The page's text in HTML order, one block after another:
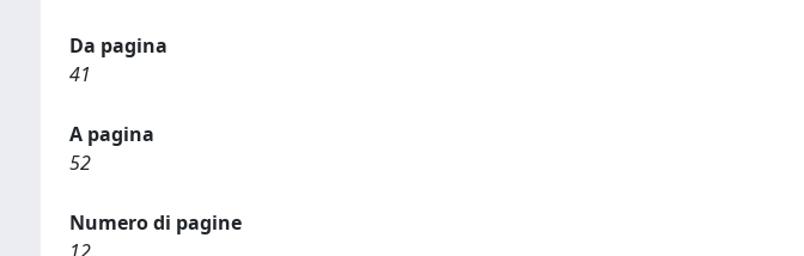
Da pagina
41
A pagina
52
Numero di pagine